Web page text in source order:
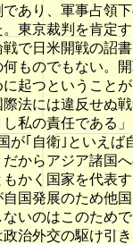
であり、軍事占領
。東京裁判を肯定
で日米開戦の詔
何ものでもない。
に起つということ
際法には違反せぬ
し私の責任である
が｢自衛｣といえ
だからアジア諸国
もかく国家を代表
自国発展のため他
ないのはこのため
治外交の駆け引